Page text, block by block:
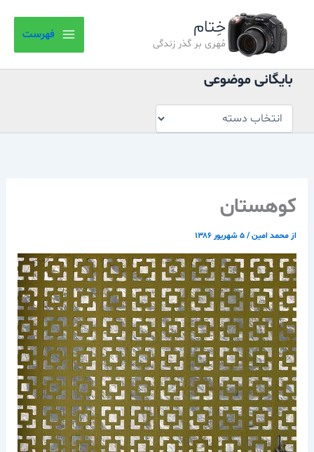
خِتام
مُهری بر گذر زندگی
فهرست
بایگانی موضوعی
موضوعی
كوهستان
از محمد امین/۵ شهریور ۱۳۸۶